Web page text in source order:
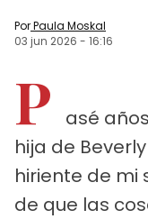
PorPaula Moskal
03 jun 2026 - 16:16
P
asé
hija de
hiriente de mi
de que las